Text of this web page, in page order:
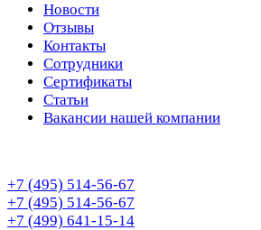
Новости
Отзывы
Контакты
Сотрудники
Сертификаты
Статьи
Вакансии нашей компании
+7 (495) 514-56-67
+7 (495) 514-56-67
+7 (499) 641-15-14